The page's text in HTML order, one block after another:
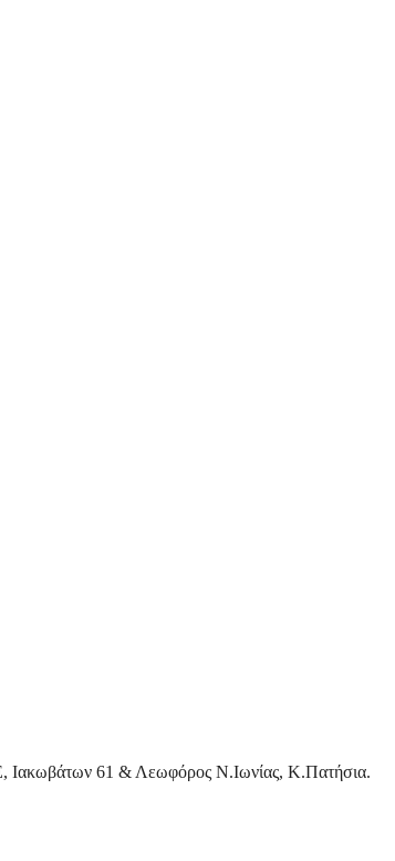
Ιακωβάτων 61 & Λεωφόρος Ν.Ιωνίας, Κ.Πατήσια.